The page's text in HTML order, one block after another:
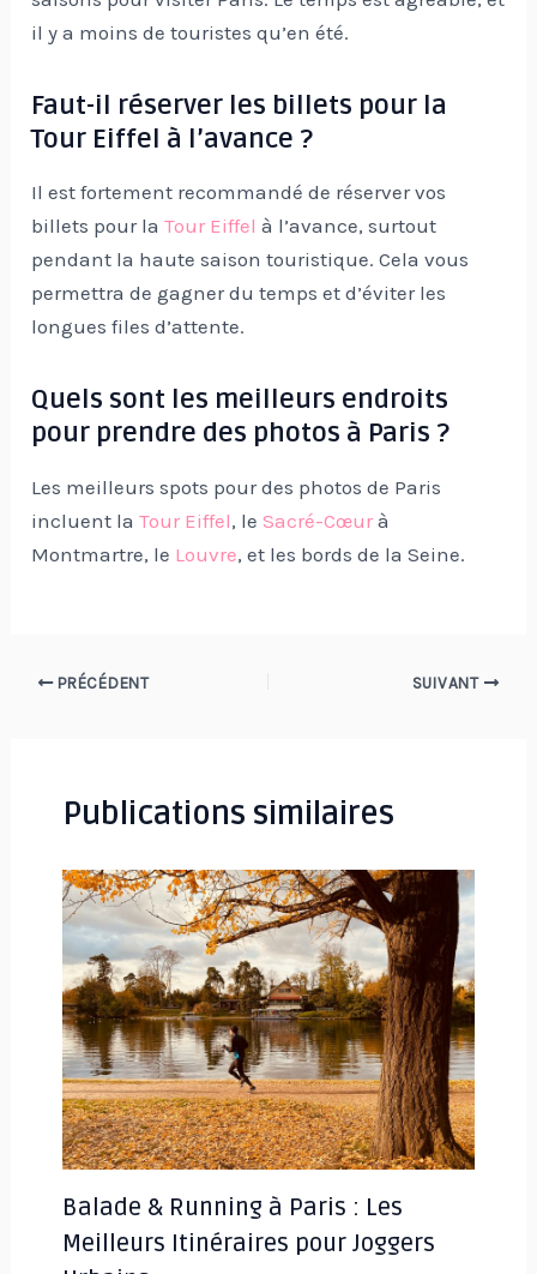
il y a moins de touristes qu’en été.
Faut-il réserver les billets pour la
Tour Eiffel à l’avance ?
Il est fortement recommandé de réserver vos
billets pour laTour Eiffel à l’avance, surtout
pendant la haute saison touristique. Cela vous
permettra de gagner du temps et d’éviter les
longues files d’attente.
Quels sont les meilleurs endroits
pour prendre des photos à Paris ?
Les meilleurs spots pour des photos de Paris
incluent laTour Eiffel, leSacré-Cœur à
Montmartre, le Louvre, et les bords de la Seine.
Navigation
PRÉCÉDENT SUIVANT
Publications similaires
Balade & Running à Paris : Les
Meilleurs Itinéraires pour Joggers